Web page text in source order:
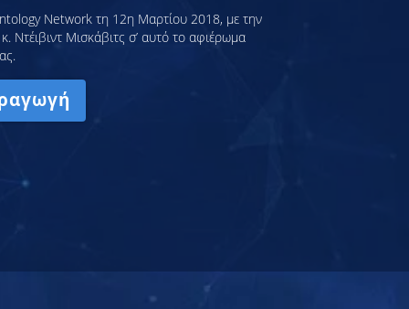
Network τη 12η Μαρτίου 2018, με την
Ντέιβιντ Μισκάβιτς σ’ αυτό το αφιέρωμα